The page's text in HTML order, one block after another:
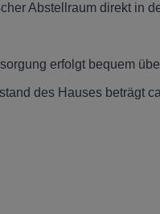
Abstellraum direkt in
erfolgt bequem
des Hauses beträgt